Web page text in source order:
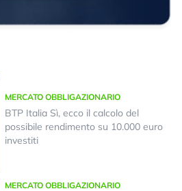
MERCATO OBBLIGAZIONARIO
BTP Italia Sì, ecco il calcolo del
possibile rendimento su 10.000 euro
investiti
MERCATO OBBLIGAZIONARIO